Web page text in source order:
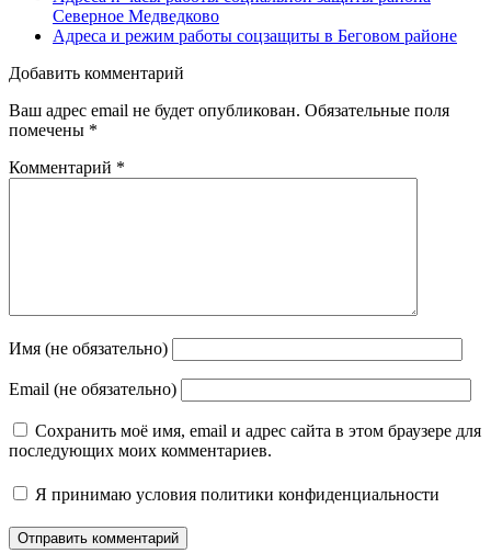
Северное Медведково
Адреса и режим работы соцзащиты в Беговом районе
Добавить комментарий
Ваш адрес email не будет опубликован. Обязательные поля
помечены *
Комментарий *
Имя (не обязательно)
Email (не обязательно)
Сохранить моё имя, email и адрес сайта в этом браузере для
последующих моих комментариев.
Я принимаю условия политики конфиденциальности